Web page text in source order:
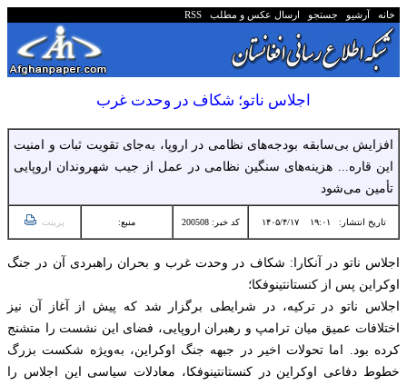
خانه آرشیو جستجو ارسال عکس و مطلب RSS
اجلاس ناتو؛ شکاف در وحدت غرب
افزایش بی‌سابقه بودجه‌های نظامی در اروپا، به‌جای تقویت ثبات و امنیت
این قاره... هزینه‌های سنگین نظامی در عمل از جیب شهروندان اروپایی
تأمین می‌شود
تاریخ انتشار: ۱۹:۰۱ ۱۴۰۵/۴/۱۷ کد خبر: 200508 منبع: پرینت
اجلاس ناتو در آنکارا: شکاف در وحدت غرب و بحران راهبردی آن در جنگ
اوکراین پس از کنستانتینوفکا؛
اجلاس ناتو در ترکیه، در شرایطی برگزار شد که پیش از آغاز آن نیز
اختلافات عمیق میان ترامپ و رهبران اروپایی، فضای این نشست را متشنج
کرده بود. اما تحولات اخیر در جبهه جنگ اوکراین، به‌ویژه شکست بزرگ
خطوط دفاعی اوکراین در کنستانتینوفکا، معادلات سیاسی این اجلاس را